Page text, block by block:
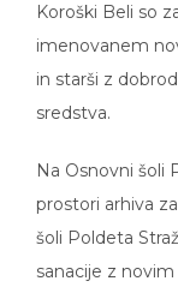
Koroški Beli so
imenovanem
in starši z
sredstva.
Na Osnovni šoli
prostori arhiva
šoli Poldeta
sanacije z